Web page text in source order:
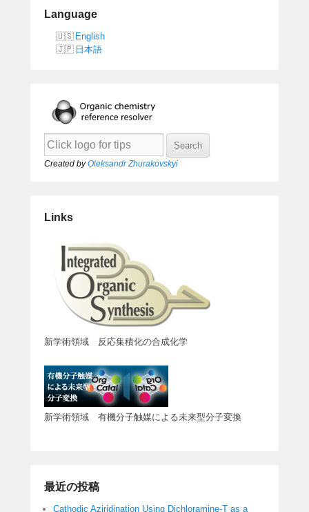
Language
English
日本語
Created byOleksandr Zhurakovskyi
Links
新学術領域 反応集積化の合成化学
新学術領域 有機分子触媒による未来型分子変換
最近の投稿
Cathodic Aziridination Using Dichloramine-T as a